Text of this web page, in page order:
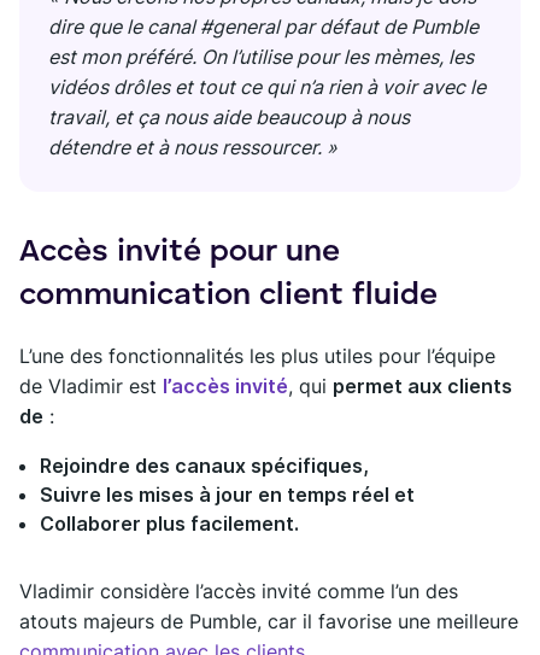
dire que le canal #general par défaut de Pumble
est mon préféré. On l’utilise pour les mèmes, les
vidéos drôles et tout ce qui n’a rien à voir avec le
travail, et ça nous aide beaucoup à nous
détendre et à nous ressourcer. »
Accès invité pour une
communication client fluide
L’une des fonctionnalités les plus utiles pour l’équipe
de Vladimir est l’accès invité, qui permet aux clients
de :
Rejoindre des canaux spécifiques,
Suivre les mises à jour en temps réel et
Collaborer plus facilement.
Vladimir considère l’accès invité comme l’un des
atouts majeurs de Pumble, car il favorise une meilleure